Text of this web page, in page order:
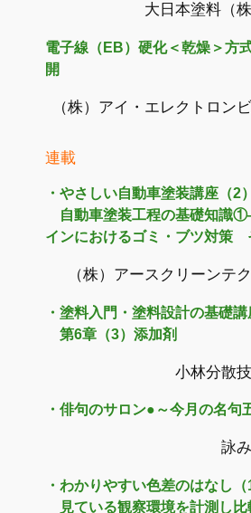
大日本塗料（
電子線（EB）硬化＜乾燥＞方
開
（株）アイ・エレクトロ
連載
・やさしい自動車塗装講座（2）
自動車塗装工程の基礎知識
インにおけるゴミ・ブツ対策
（株）アースクリーン
・塗料入門・塗料設計の基礎講
第6章（3）添加剤
小林分散
・俳句のサロン●～今月の名句
詠
・わかりやすい色差のはなし（
見ている観察環境を計測し比